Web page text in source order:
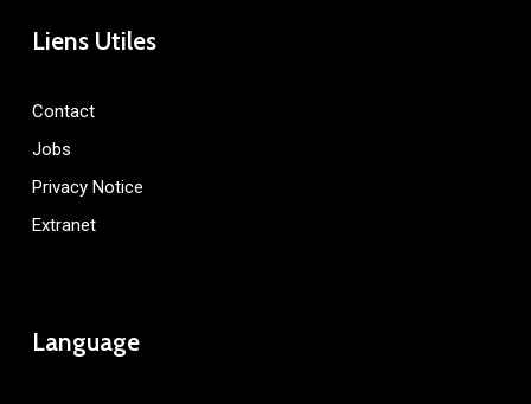
Liens Utiles
Contact
Jobs
Privacy Notice
Extranet
Language